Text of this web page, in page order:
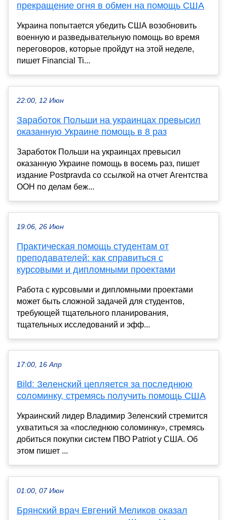
прекращение огня в обмен на помощь США
Украина попытается убедить США возобновить
военную и разведывательную помощь во время
переговоров, которые пройдут на этой неделе,
пишет Financial Ti...
22:00, 12 Июн
Заработок Польши на украинцах превысил
оказанную Украине помощь в 8 раз
Заработок Польши на украинцах превысил
оказанную Украине помощь в восемь раз, пишет
издание Рostpravda со ссылкой на отчет Агентства
ООН по делам беж...
19:06, 26 Июн
Практическая помощь студентам от
преподавателей: как справиться с
курсовыми и дипломными проектами
Работа с курсовыми и дипломными проектами
может быть сложной задачей для студентов,
требующей тщательного планирования,
тщательных исследований и эфф...
17:00, 16 Апр
Bild: Зеленский цепляется за последнюю
соломинку, стремясь получить помощь США
Украинский лидер Владимир Зеленский стремится
ухватиться за «последнюю соломинку», стремясь
добиться покупки систем ПВО Patriot у США. Об
этом пишет ...
01:00, 07 Июн
Брянский врач Евгений Меликов оказал